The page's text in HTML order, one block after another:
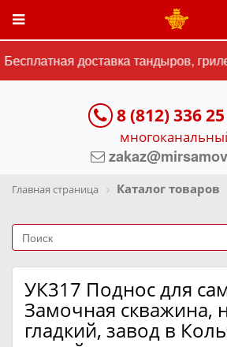
доставка тандыров,
8 (812) 336
Главная страница Каталог товаров
УК317 Поднос для
Замочная скважина,
гладкий, завод в